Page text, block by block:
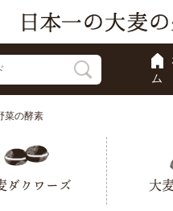
ム
菜の酵素
ダクワーズ 大